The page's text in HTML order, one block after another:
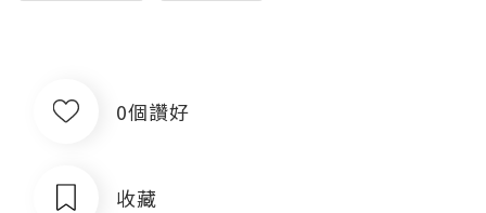
0個讚好
收藏